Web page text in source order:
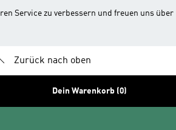
Service zu verbessern und freuen uns über
Zurück nach oben
Dein Warenkorb (0)